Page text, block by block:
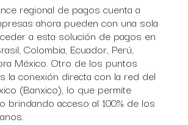
regional de pagos cuenta a
ahora pueden con una sola
a esta solución de pagos en
Colombia, Ecuador, Perú,
México. Otro de los puntos
la conexión directa con la red del
(Banxico), lo que permite
brindando acceso al 100% de los